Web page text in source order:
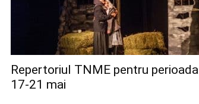
Repertoriul TNME pentru perioada
17-21 mai